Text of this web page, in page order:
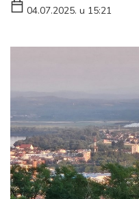
04.07.2025. u 15:21